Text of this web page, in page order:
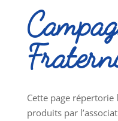
Cette page répertorie
produits par